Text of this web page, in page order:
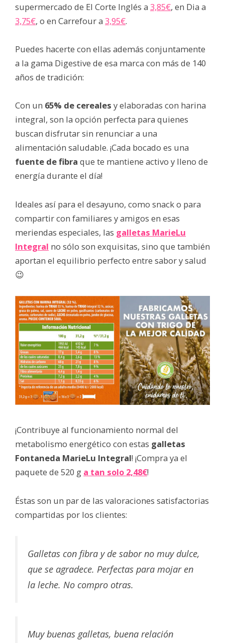
supermercado de El Corte Inglés a 3,85€, en Dia a
3,75€, o en Carrefour a 3,95€.
Puedes hacerte con ellas además conjuntamente
a la gama Digestive de esa marca con más de 140
años de tradición:
Con un 65% de cereales y elaboradas con harina
integral, son la opción perfecta para quienes
buscan disfrutar sin renunciar a una
alimentación saludable. ¡Cada bocado es una
fuente de fibra que te mantiene activo y lleno de
energía durante el día!
Ideales así para el desayuno, como snack o para
compartir con familiares y amigos en esas
meriendas especiales, las galletas MarieLu
Integral no sólo son exquisitas, sino que también
aportan el equilibrio perfecto entre sabor y salud
😉
¡Contribuye al funcionamiento normal del
metabolismo energético con estas galletas
Fontaneda MarieLu Integral! ¡Compra ya el
paquete de 520 g a tan solo 2,48€!
Éstas son un par de las valoraciones satisfactorias
compartidas por los clientes:
Galletas con fibra y de sabor no muy dulce,
que se agradece. Perfectas para mojar en
la leche. No compro otras.
Muy buenas galletas, buena relación